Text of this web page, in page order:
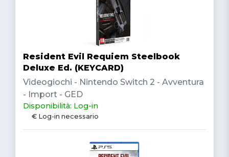
Resident Evil Requiem Steelbook
Deluxe Ed. (KEYCARD)
Videogiochi - Nintendo Switch 2 - Avventura
- Import - GED
Disponibilità: Log-in
€ Log-in necessario